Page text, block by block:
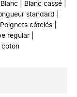
| Blanc cassé |
standard |
côtelés |
regular |
coton